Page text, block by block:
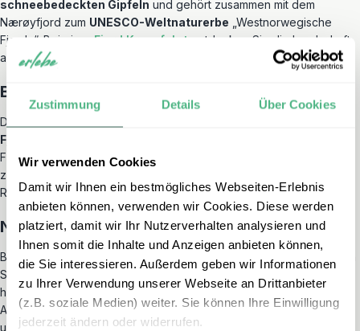
Zustimmung Details Über Cookies
Wir verwenden Cookies
Damit wir Ihnen ein bestmögliches Webseiten-Erlebnis
anbieten können, verwenden wir Cookies. Diese werden
platziert, damit wir Ihr Nutzerverhalten analysieren und
Ihnen somit die Inhalte und Anzeigen anbieten können,
die Sie interessieren. Außerdem geben wir Informationen
zu Ihrer Verwendung unserer Webseite an Drittanbieter
(z.B. soziale Medien) weiter. Sie können Ihre Einwilligung
jederzeit ändern oder widerrufen.
schneebedeckten Gipfeln und gehört zusammen mit dem
Nærøyfjord zum UNESCO-Weltnaturerbe „Westnorwegische
Fjorde“. Bei einer Fjord Kreuzfahrt
entdecken Sie die Landschaft
aus einer ganz neuen Perspektive.
Bergen
Die zweitgrößte Stadt Norwegens wird auch
Fjorde“
Fall einen Besuch wert. Dieses Viertel ist bekannt für seine
zahlreichen
Restaurants sowohl Einheimische als auch Touristen an.
Nordkap
Besuchen Sie den nördlichsten Punkt Europas: Das Nordkap
Sommer geht hier die Sonne monatelang nicht unter. Von den
hohen Klippen haben Sie einen atemberaubenden Blick auf den
Arktischen Ozean, im dem nur nochSpitzbergenzwischen Ihnen
und demNordpolliegt.